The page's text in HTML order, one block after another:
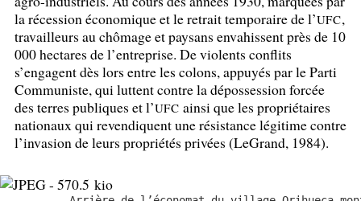
la récession économique et le retrait temporaire de l’UFC,
travailleurs au chômage et paysans envahissent près de 10
000 hectares de l’entreprise. De violents conflits
s’engagent dès lors entre les colons, appuyés par le Parti
Communiste, qui luttent contre la dépossession forcée
des terres publiques et l’UFC ainsi que les propriétaires
nationaux qui revendiquent une résistance légitime contre
l’invasion de leurs propriétés privées (LeGrand, 1984).